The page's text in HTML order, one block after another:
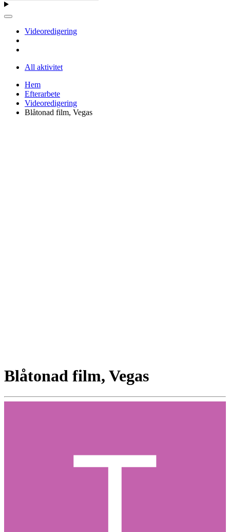
Videoredigering
All aktivitet
Hem
Efterarbete
Videoredigering
Blåtonad film, Vegas
Blåtonad film, Vegas